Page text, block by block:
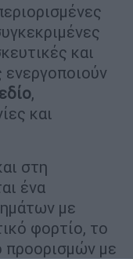
και
ενεργοποιούν
,
και
στη
ένα
με
φορτίο, το
προορισμών με